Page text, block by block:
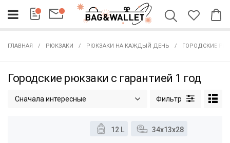
ГЛАВНАЯ РЮКЗАКИ РЮКЗАКИ НА КАЖДЫЙ ДЕНЬ ГОРОДСКИЕ
Городские рюкзаки с гарантией 1 год
Сначала интересные
12 L 34x13x28